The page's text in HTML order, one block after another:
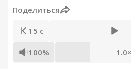
Поделиться
15 с
100% 1.0×